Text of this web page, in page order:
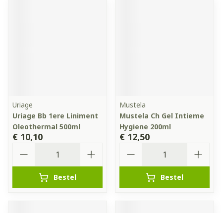
Uriage
Uriage Bb 1ere Liniment
Oleothermal 500ml
€ 10,10
Bestel
Mustela
Mustela Ch Gel Intieme
Hygiene 200ml
€ 12,50
Bestel